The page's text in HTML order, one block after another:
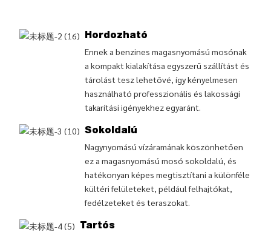
Hordozható
Ennek a benzines magasnyomású mosónak
a kompakt kialakítása egyszerű szállítást és
tárolást tesz lehetővé, így kényelmesen
használható professzionális és lakossági
takarítási igényekhez egyaránt.
Sokoldalú
Nagynyomású vízáramának köszönhetően
ez a magasnyomású mosó sokoldalú, és
hatékonyan képes megtisztítani a különféle
kültéri felületeket, például felhajtókat,
fedélzeteket és teraszokat.
Tartós